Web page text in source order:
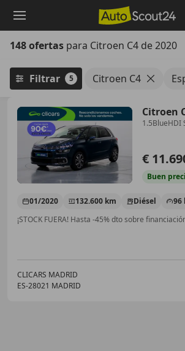
principal
148 ofertas para Citroen C4 de 2020
Filtrar 5 Citroen C4
Citroen
1.5BlueHDI
€
Buen
01/2020 132.600 km Diésel
96
¡STOCK FUERA! Hasta -45% dto sobre
CLICARS MADRID
ES-28021 MADRID